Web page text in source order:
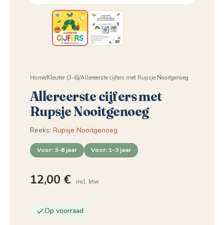
Home/Kleuter (3-6)/Allereerste cijfers met Rupsje Nooitgenoeg
Allereerste cijfers met
Rupsje Nooitgenoeg
Reeks: Rupsje Nooitgenoeg
Voor: 3–6 jaar Voor: 1–3 jaar
12,00 € incl. btw
Op voorraad